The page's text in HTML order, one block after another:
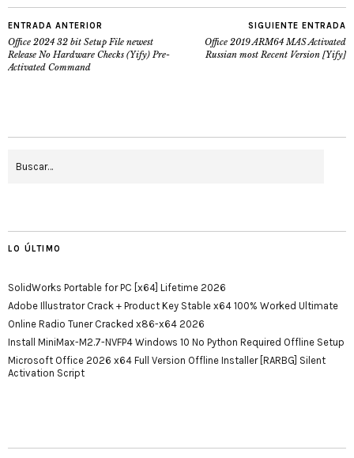
ENTRADA ANTERIOR
Office 2024 32 bit Setup File newest
Release No Hardware Checks (Yify) Pre-
Activated Command
SIGUIENTE ENTRADA
Office 2019 ARM64 MAS Activated
Russian most Recent Version [Yify]
LO ÚLTIMO
SolidWorks Portable for PC [x64] Lifetime 2026
Adobe Illustrator Crack + Product Key Stable x64 100% Worked Ultimate
Online Radio Tuner Cracked x86-x64 2026
Install MiniMax-M2.7-NVFP4 Windows 10 No Python Required Offline Setup
Microsoft Office 2026 x64 Full Version Offline Installer [RARBG] Silent
Activation Script